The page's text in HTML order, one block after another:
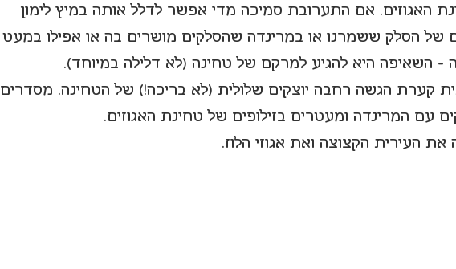
האגוזים. אם התערובת סמיכה מדי אפשר לדלל אותה במיץ לימון
של הסלק ששמרנו או במרינדה שהסלקים מושרים בה או אפילו במעט
- השאיפה היא להגיע למרקם של טחינה (לא דלילה במיוחד).
קערת הגשה רחבה יוצקים שלולית (לא בריכה!) של הטחינה. מסדרים
עם המרינדה ומעטרים בזילופים של טחינת האגוזים.
העירית הקצוצה ואת אגוזי הלוז.